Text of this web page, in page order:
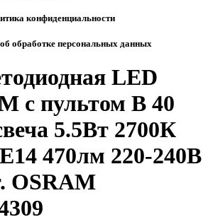
конфиденциальности
обработке персональных данных
LED
с пультом B 40
5.5Вт 2700К
470лм 220-240В
OSRAM